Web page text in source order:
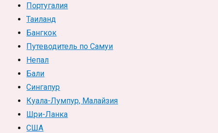
Португалия
Таиланд
Бангкок
Путеводитель по Самуи
Непал
Бали
Сингапур
Куала-Лумпур, Малайзия
Шри-Ланка
США